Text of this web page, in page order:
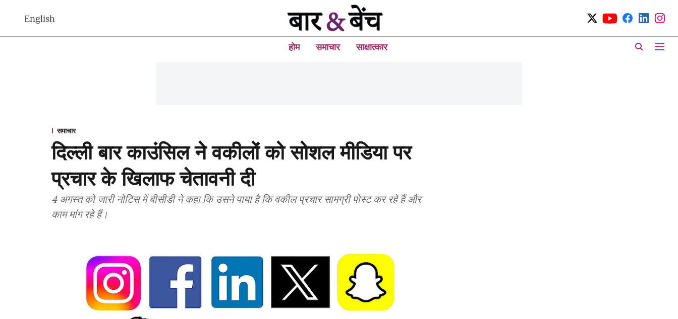
English
होम समाचार साक्षात्कार
समाचार
दिल्ली बार काउंसिल ने वकीलों को सोशल मीडिया पर
प्रचार के खिलाफ चेतावनी दी
4 अगस्त को जारी नोटिस में बीसीडी ने कहा कि उसने पाया है कि वकील प्रचार सामग्री पोस्ट कर रहे हैं और
काम मांग रहे हैं।